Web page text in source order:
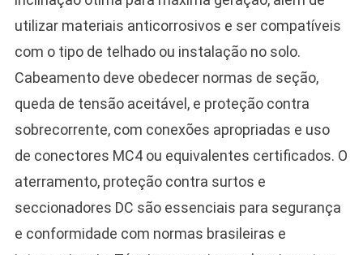
utilizar materiais anticorrosivos e ser compatíveis
com o tipo de telhado ou instalação no solo.
Cabeamento deve obedecer normas de seção,
queda de tensão aceitável, e proteção contra
sobrecorrente, com conexões apropriadas e uso
de conectores MC4 ou equivalentes certificados. O
aterramento, proteção contra surtos e
seccionadores DC são essenciais para segurança
e conformidade com normas brasileiras e